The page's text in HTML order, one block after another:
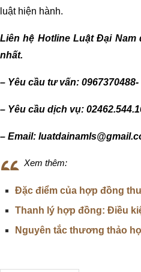
luật hiện hành.
Liên hệ Hotline Luật Đại
nhất.
– Yêu cầu tư vấn: 0967370488-
– Yêu cầu dịch vụ:
– Email:
Xem thêm:
Đặc điểm của hợp đồng
Thanh lý hợp đồng: Điều
Nguyên tắc thương thảo